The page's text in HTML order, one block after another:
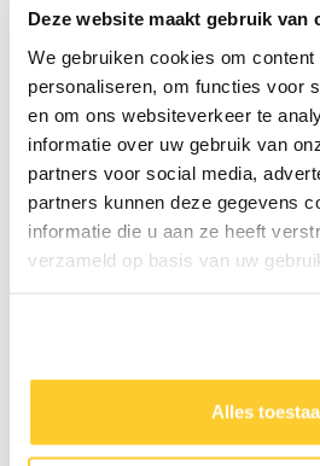
Deze website maakt gebruik van
We gebruiken cookies om
personaliseren, om functies voor
en om ons websiteverkeer te
informatie over uw gebruik van
partners voor social media,
partners kunnen deze gegevens
informatie die u aan ze heeft
verzameld op basis van uw
Alles
Gratis parkeren
Voor elk
Timmerman /
/ Elektricien /
Loodgieter
Ben je timmerman,
elektricien of loodgieter
bij Opslagpark Venray.